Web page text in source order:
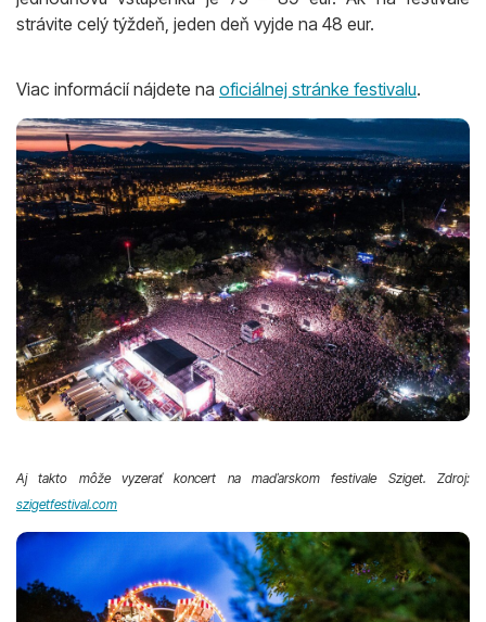
strávite celý týždeň, jeden deň vyjde na 48 eur.
Viac informácií nájdete na oficiálnej stránke festivalu.
Aj takto môže vyzerať koncert na maďarskom festivale Sziget. Zdroj:
szigetfestival.com